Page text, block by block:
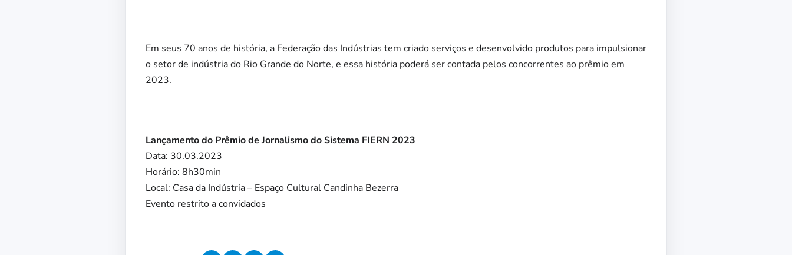
Em seus 70 anos de história, a Federação das Indústrias tem criado serviços e desenvolvido produtos para impulsionar
o setor de indústria do Rio Grande do Norte, e essa história poderá ser contada pelos concorrentes ao prêmio em
2023.
Lançamento do Prêmio de Jornalismo do Sistema FIERN 2023
Data: 30.03.2023
Horário: 8h30min
Local: Casa da Indústria – Espaço Cultural Candinha Bezerra
Evento restrito a convidados